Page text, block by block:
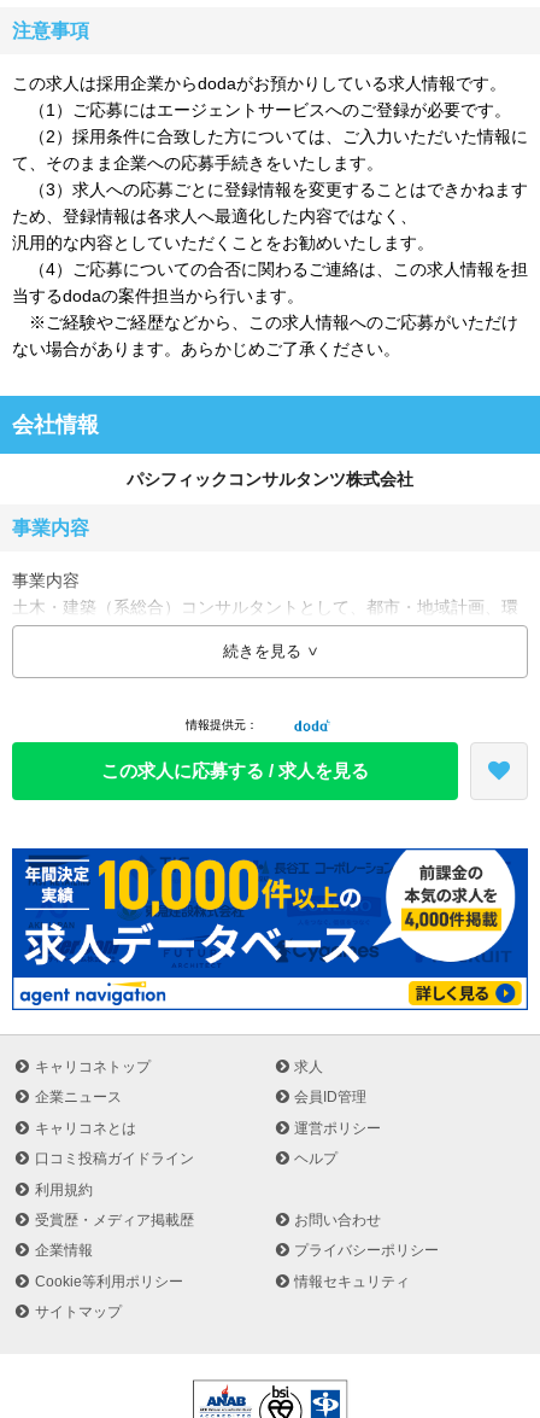
注意事項
この求人は採用企業からdodaがお預かりしている求人情報です。
（1）ご応募にはエージェントサービスへのご登録が必要です。
（2）採用条件に合致した方については、ご入力いただいた情報に
て、そのまま企業への応募手続きをいたします。
（3）求人への応募ごとに登録情報を変更することはできかねます
ため、登録情報は各求人へ最適化した内容ではなく、
汎用的な内容としていただくことをお勧めいたします。
（4）ご応募についての合否に関わるご連絡は、この求人情報を担
当するdodaの案件担当から行います。
※ご経験やご経歴などから、この求人情報へのご応募がいただけ
ない場合があります。あらかじめご了承ください。
会社情報
パシフィックコンサルタンツ株式会社
事業内容
事業内容
土木・建築（系総合）コンサルタントとして、都市・地域計画、環
境、情報、道路、鉄道、河川、上下水道、港湾、空港、建築、福
祉、教育、医療、安全保障などの社会資本を支えるさまざまなプロ
PFI（Private Finance Initiative）事業にも積極的に取り組んでいま
※創立1951年9月（日本法人設立1954年2月）
本社/東京(神保町)
地域本・支社/札幌、仙台、東京(神保町)、名古屋、大阪、広島、福
岡、新潟、高松、沖縄
研究所・実験場/つくば
事務所/全国39ヶ所
有資格者数（2025年1月）
技術士：1,341名 RCCM：95名 一級建築士：96名 建築設備
士：15名 測量士：75名 APEC Engineer：6名 Value
Engineering：118名 一級土木施工管理技師：115名 一級造園施
者(TOE)：8名 土木鋼構造診断士：6名 コンクリート診断士：38
名 地質調査技師：15名 環境測量士：14名 公害防止管理者：41
名 生物分類技能検定一級：8名 一級ビオトープ管理士(計画／施
工)：17名 社会福祉士：1名 福士住環境コーディネーター一級：
1名 情報処理技術者：140名 土木学会特別上級技術者：1名 土
木学会上級技術者：12名 港湾海洋調査士：2名 電気主任技術者
続きを見る
情報提供元：
この求人に応募する / 求人を見る
キャリコネトップ
求人
企業ニュース
会員ID管理
キャリコネとは
運営ポリシー
口コミ投稿ガイドライン
ヘルプ
利用規約
受賞歴・メディア掲載歴
お問い合わせ
企業情報
プライバシーポリシー
Cookie等利用ポリシー
情報セキュリティ
サイトマップ